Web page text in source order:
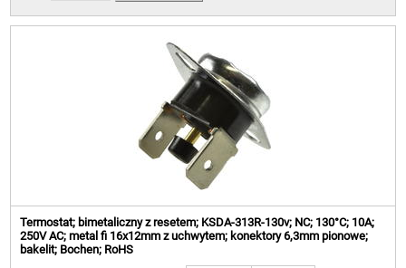
Termostat; bimetaliczny z resetem; KSDA-313R-130v; NC; 130°C; 10A;
250V AC; metal fi 16x12mm z uchwytem; konektory 6,3mm pionowe;
bakelit; Bochen; RoHS